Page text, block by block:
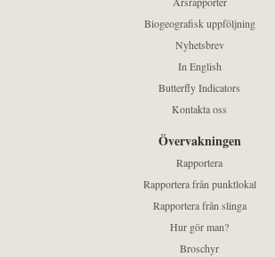
Biogeografisk uppföljning
Nyhetsbrev
In English
Butterfly Indicators
Kontakta oss
Övervakningen
Rapportera
Rapportera från punktlokal
Rapportera från slinga
Hur gör man?
Broschyr